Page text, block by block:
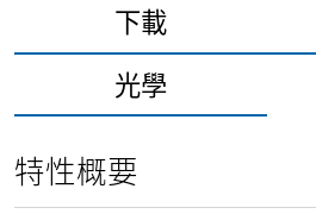
下載
光學
特性概要